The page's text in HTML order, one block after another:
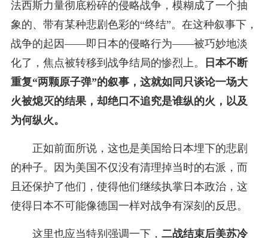
法西斯力量彻底粉碎的侵略战争，模糊成了一个抽
象的、带有某种悲剧色彩的“终结”。在这种叙事下，
战争的起因——即日本的侵略行为——被巧妙地淡
化了，焦点被转移到战争结局的惨烈上。
日本不断
重复“两颗原子弹”的叙事，这就如同只谈论一场大
火被熄灭的结果，却绝口不追究是谁纵的火，以及
为何纵火。
正如前面所说，这也是美国给日本埋下的悲剧
的种子。因为美国不仅没有清理掉当时的右派，而
且还保护了他们，使得他们继续执掌日本政治，这
使得日本不可能像德国一样对战争有深刻的反思。
这里也应当特别强调一下， 二战结束后美苏冷